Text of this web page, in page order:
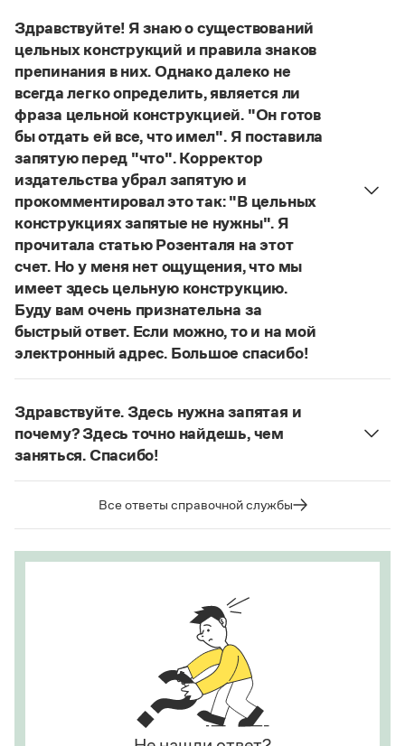
Журнал
Новости и события
Статьи
Монологи
Интервью
Лекции и подкасты
Рекомендуем
Учебник Грамоты
Правила русского языка: от азов до тонкостей
Интерактивные упражнения: от простого к сложному
Скороговорки
Издательство
Словари
Страница ответа
Здравствуйте! Я знаю о существований
цельных конструкций и правила знаков
препинания в них. Однако далеко не
всегда легко определить, является ли
фраза цельной конструкцией. "Он готов
бы отдать ей все, что имел". Я поставила
запятую перед "что". Корректор
издательства убрал запятую и
прокомментировал это так: "В цельных
конструкциях запятые не нужны". Я
прочитала статью Розенталя на этот
счет. Но у меня нет ощущения, что мы
имеет здесь цельную конструкцию.
Буду вам очень признательна за
быстрый ответ. Если можно, то и на мой
электронный адрес. Большое спасибо!
Действительно, в данном случае не приходится
(термин из справочника по пунктуации
Д. Э. Розенталя).Он готов был отдать ей всё,
что имел— сложноподчиненное местоименно-
соотносительное предложение с
соотносительным словомвсё.
Страница ответа
Здравствуйте. Здесь нужна запятая и
почему? Здесь точно найдешь, чем
заняться. Спасибо!
Запятая нужна, она отделяет части
сложноподчиненного предложения (придаточная
Все ответы справочной службы